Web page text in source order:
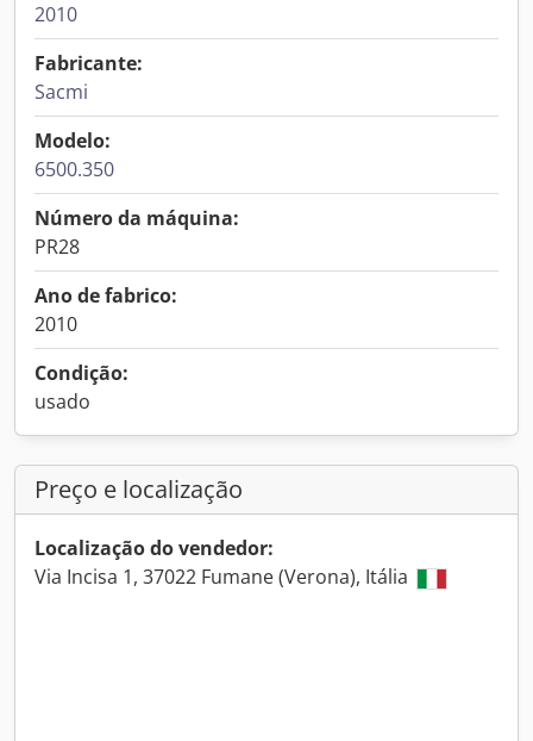
2010
Fabricante:
Sacmi
Modelo:
6500.350
Número da máquina:
PR28
Ano de fabrico:
2010
Condição:
usado
Preço e localização
Localização do vendedor:
Via Incisa 1, 37022 Fumane (Verona), Itália